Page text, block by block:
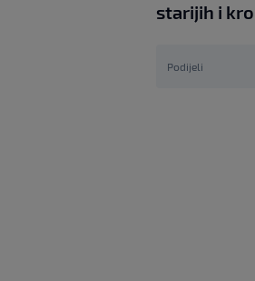
starijih i
Podijeli